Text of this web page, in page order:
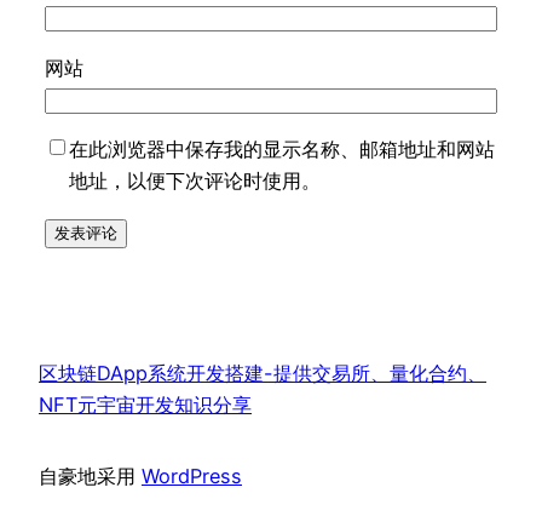
网站
在此浏览器中保存我的显示名称、邮箱地址和网站
地址，以便下次评论时使用。
区块链DApp系统开发搭建-提供交易所、量化合约、
NFT元宇宙开发知识分享
自豪地采用 WordPress